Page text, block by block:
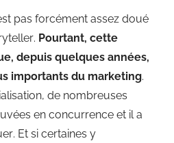
pas forcément assez doué
Pourtant, cette
depuis quelques années,
importants du marketing.
de nombreuses
en concurrence et il a
Et si certaines y